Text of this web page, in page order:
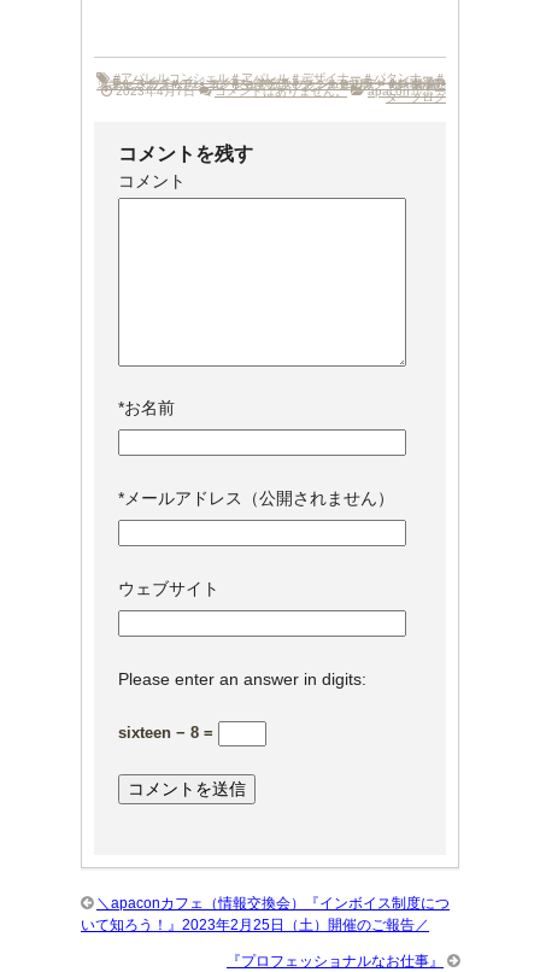
#アパレルコンシェル＃アパレル＃デザイナー＃パタンナー＃
スキルアップ＃トレンド＃マーケティング＃セミナー＃スキルアップセミナー＃アパコン＃生産管理＃マーケティングトレンドセミナー•ウォッチ•コーディネーター•ジュエリー•セールス•
ホスピタリティー•ラグジュアリーブランド•リテール•外資•
＃転職•＃転職活動
2023年4月7日 コメントはありません。 apaconサポー
ターブログ
コメントを残す
コメント
*お名前
*メールアドレス（公開されません）
ウェブサイト
Please enter an answer in digits:
sixteen − 8 =
＼apaconカフェ（情報交換会）『インボイス制度につ
いて知ろう！』2023年2月25日（土）開催のご報告／
『プロフェッショナルなお仕事』